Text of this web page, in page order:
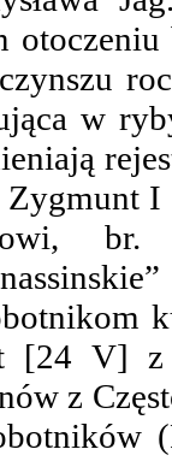
w
Zygmunt I
[24 V] z
z